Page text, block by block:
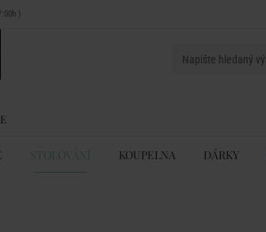
)
STOLOVÁNÍ KOUPELNA DÁRKY